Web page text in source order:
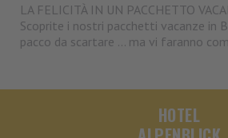
LA FELICITÀ IN UN PACCHETTO
Scoprite i nostri pacchetti vacanze in
pacco da scartare ... ma vi faranno
HOTEL